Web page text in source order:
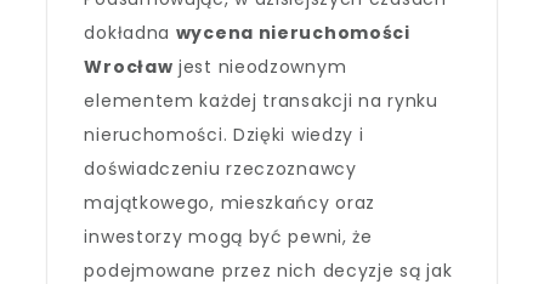
dokładna wycena nieruchomości
Wrocław jest nieodzownym
elementem każdej transakcji na rynku
nieruchomości. Dzięki wiedzy i
doświadczeniu rzeczoznawcy
majątkowego, mieszkańcy oraz
inwestorzy mogą być pewni, że
podejmowane przez nich decyzje są jak